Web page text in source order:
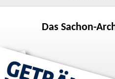
Das Sachon-